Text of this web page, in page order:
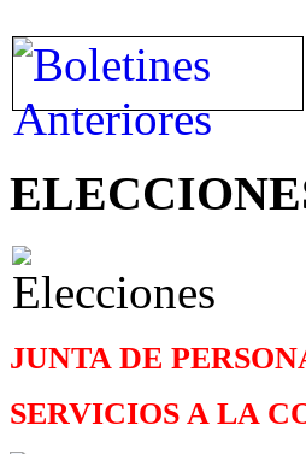
JUNTA DE
SERVICIOS A LA